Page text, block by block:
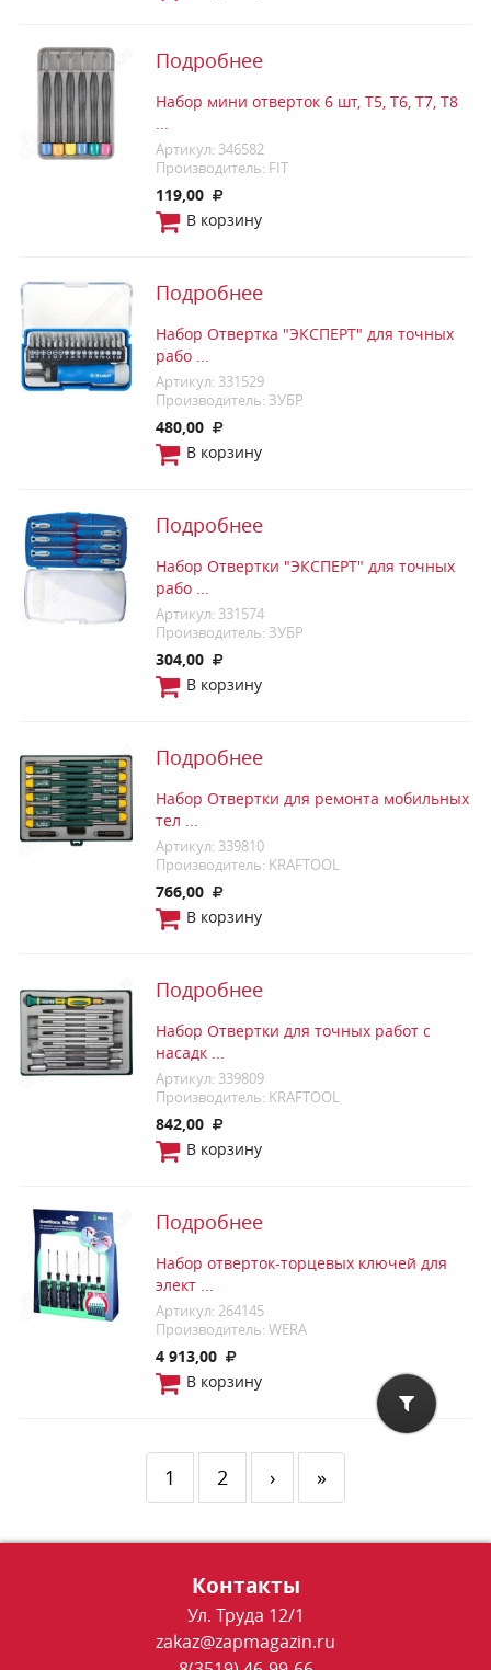
Подробнее
Набор мини отверток 6 шт, T5, T6, T7, T8
...
Артикул: 346582
Производитель: FIT
119,00
В корзину
Подробнее
Набор Отвертка "ЭКСПЕРТ" для точных
рабо ...
Артикул: 331529
Производитель: ЗУБР
480,00
В корзину
Подробнее
Набор Отвертки "ЭКСПЕРТ" для точных
рабо ...
Артикул: 331574
Производитель: ЗУБР
304,00
В корзину
Подробнее
Набор Отвертки для ремонта мобильных
тел ...
Артикул: 339810
Производитель: KRAFTOOL
766,00
В корзину
Подробнее
Набор Отвертки для точных работ с
насадк ...
Артикул: 339809
Производитель: KRAFTOOL
842,00
В корзину
Подробнее
Набор отверток-торцевых ключей для
элект ...
Артикул: 264145
Производитель: WERA
4 913,00
В корзину
1 2 › »
Контакты
Ул. Труда 12/1
zakaz@zapmagazin.ru